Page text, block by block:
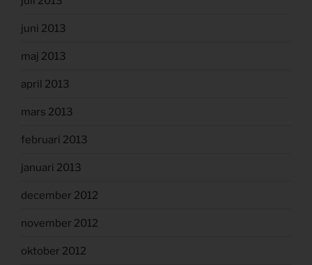
juni 2013
maj 2013
april 2013
mars 2013
februari 2013
januari 2013
december 2012
november 2012
oktober 2012